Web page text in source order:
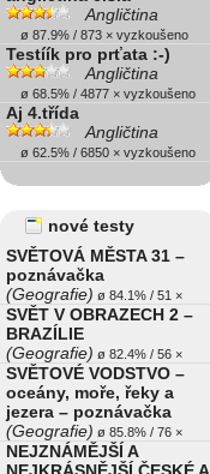
Angličtina
ø 87.9% / 873 × vyzkoušeno
Testíík pro prťata :-)
Angličtina
ø 68.5% / 4877 × vyzkoušeno
Aj 4.třída
Angličtina
ø 62.5% / 6850 × vyzkoušeno
nové testy
SVĚTOVÁ MĚSTA 31 –
poznávačka
(Geografie) ø 84.1% / 51 ×
SVĚT V OBRAZECH 2 –
BRAZÍLIE
(Geografie) ø 82.4% / 56 ×
SVĚTOVÉ VODSTVO –
oceány, moře, řeky a
jezera – poznávačka
(Geografie) ø 85.8% / 76 ×
NEJZNÁMĚJŠÍ A